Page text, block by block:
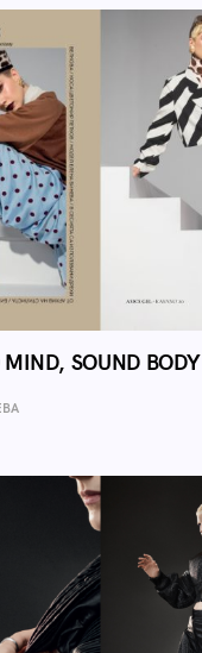
SOUND BODY